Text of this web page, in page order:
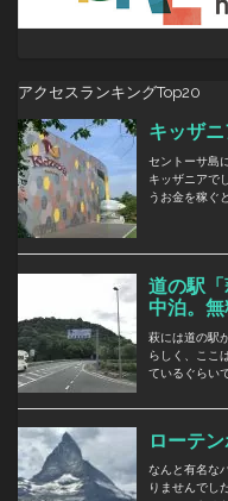
アクセスランキングTop20